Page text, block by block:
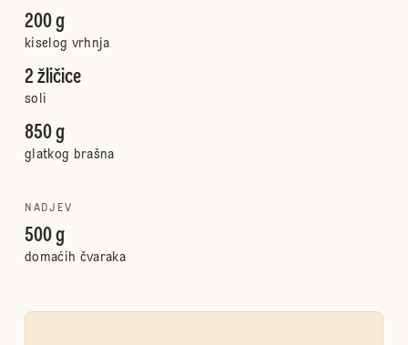
200 g
kiselog vrhnja
2 žličice
soli
850 g
glatkog brašna
NADJEV
500 g
domaćih čvaraka